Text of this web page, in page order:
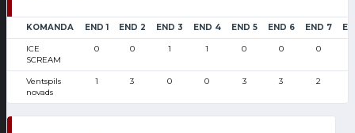
KOMANDA END 1 END 2 END 3 END 4 END 5 END 6 END 7
ICE
SCREAM
0 0 1 1 0 0 0
Ventspils
novads
1 3 0 0 3 3 2